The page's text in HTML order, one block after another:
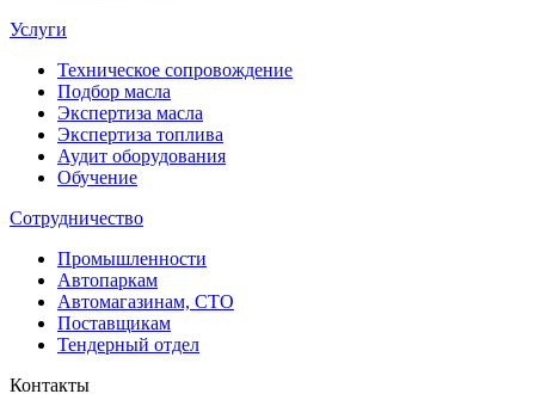
Услуги
Техническое сопровождение
Подбор масла
Экспертиза масла
Экспертиза топлива
Аудит оборудования
Обучение
Сотрудничество
Промышленности
Автопаркам
Автомагазинам, СТО
Поставщикам
Тендерный отдел
Контакты